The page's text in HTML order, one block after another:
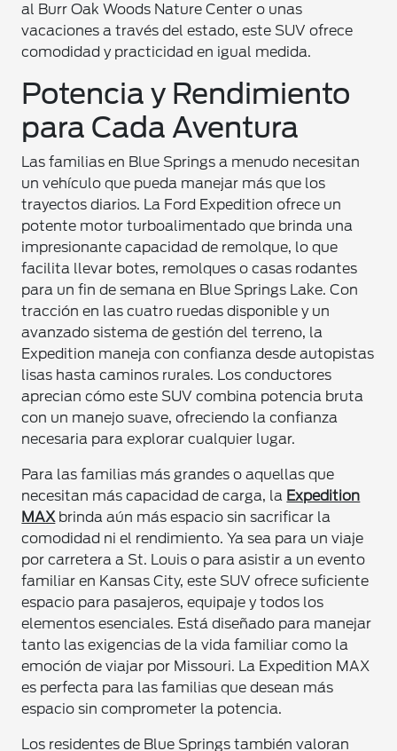
al Burr Oak Woods Nature Center o unas
vacaciones a través del estado, este SUV ofrece
comodidad y practicidad en igual medida.
Potencia y Rendimiento
para Cada Aventura
Las familias en Blue Springs a menudo necesitan
un vehículo que pueda manejar más que los
trayectos diarios. La Ford Expedition ofrece un
potente motor turboalimentado que brinda una
impresionante capacidad de remolque, lo que
facilita llevar botes, remolques o casas rodantes
para un fin de semana en Blue Springs Lake. Con
tracción en las cuatro ruedas disponible y un
avanzado sistema de gestión del terreno, la
Expedition maneja con confianza desde autopistas
lisas hasta caminos rurales. Los conductores
aprecian cómo este SUV combina potencia bruta
con un manejo suave, ofreciendo la confianza
necesaria para explorar cualquier lugar.
Para las familias más grandes o aquellas que
necesitan más capacidad de carga, la Expedition
MAXbrinda aún más espacio sin sacrificar la
comodidad ni el rendimiento. Ya sea para un viaje
por carretera a St. Louis o para asistir a un evento
familiar en Kansas City, este SUV ofrece suficiente
espacio para pasajeros, equipaje y todos los
elementos esenciales. Está diseñado para manejar
tanto las exigencias de la vida familiar como la
emoción de viajar por Missouri. La Expedition MAX
es perfecta para las familias que desean más
espacio sin comprometer la potencia.
Los residentes de Blue Springs también valoran